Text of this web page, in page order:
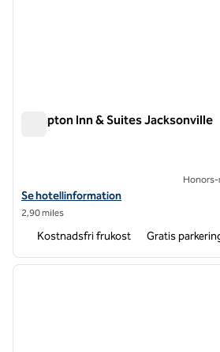
Hampton Inn & Suites Jacksonville
Visa hotelluppgifter för Hampton Inn &
Se hotellinformation
2,90 miles
Kostnadsfri frukost Gratis
1 av 11